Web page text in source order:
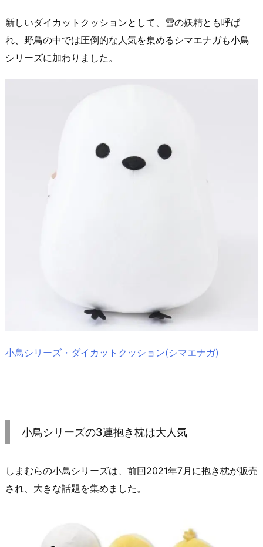
新しいダイカットクッションとして、雪の妖精とも呼ば
れ、野鳥の中では圧倒的な人気を集めるシマエナガも小鳥
シリーズに加わりました。
小鳥シリーズ・ダイカットクッション(シマエナガ)
小鳥シリーズの3連抱き枕は大人気
しまむらの小鳥シリーズは、前回2021年7月に抱き枕が販売
され、大きな話題を集めました。